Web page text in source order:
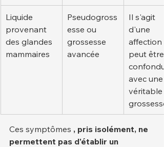
Liquide
provenant
des glandes
mammaires
Pseudogross
esse ou
grossesse
avancée
Il s'agit
d'une
affection
peut être
avec une
véritable
grossesse.
Ces symptômes , pris isolément, ne
permettent pas d'établir un